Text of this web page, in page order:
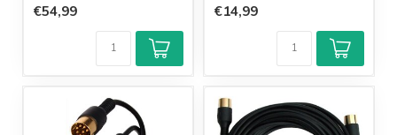
€54,99 €14,99